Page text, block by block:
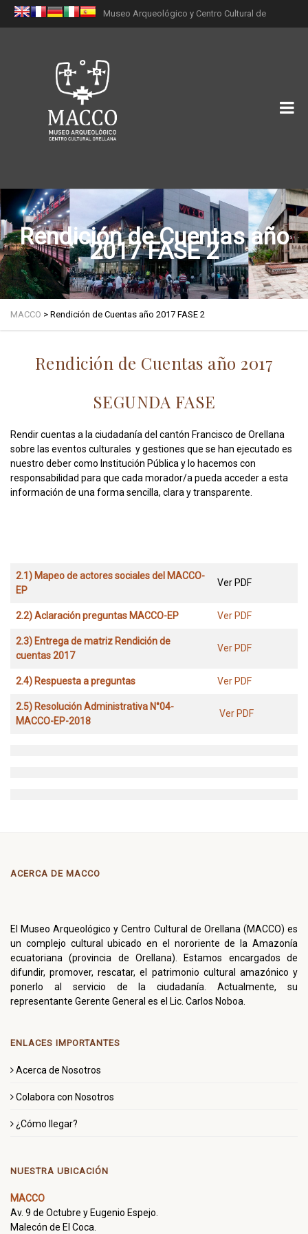
Museo Arqueológico y Centro Cultural de
Rendición de Cuentas año
2017 FASE 2
MACCO > Rendición de Cuentas año 2017 FASE 2
Rendición de Cuentas año 2017
SEGUNDA FASE
Rendir cuentas a la ciudadanía del cantón Francisco de Orellana
sobre las eventos culturales y gestiones que se han ejecutado es
nuestro deber como Institución Pública y lo hacemos con
responsabilidad para que cada morador/a pueda acceder a esta
información de una forma sencilla, clara y transparente.
2.1) Mapeo de actores sociales del MACCO-
EP
Ver PDF
2.2) Aclaración preguntas MACCO-EP Ver PDF
2.3) Entrega de matriz Rendición de
cuentas 2017
Ver PDF
2.4) Respuesta a preguntas Ver PDF
2.5) Resolución Administrativa N°04-
MACCO-EP-2018
Ver PDF
ACERCA DE MACCO
El Museo Arqueológico y Centro Cultural de Orellana (MACCO) es
un complejo cultural ubicado en el nororiente de la Amazonía
ecuatoriana (provincia de Orellana). Estamos encargados de
difundir, promover, rescatar, el patrimonio cultural amazónico y
ponerlo al servicio de la ciudadanía. Actualmente, su
representante Gerente General es el Lic. Carlos Noboa.
ENLACES IMPORTANTES
Acerca de Nosotros
Colabora con Nosotros
¿Cómo llegar?
NUESTRA UBICACIÓN
MACCO
Av. 9 de Octubre y Eugenio Espejo.
Malecón de El Coca.